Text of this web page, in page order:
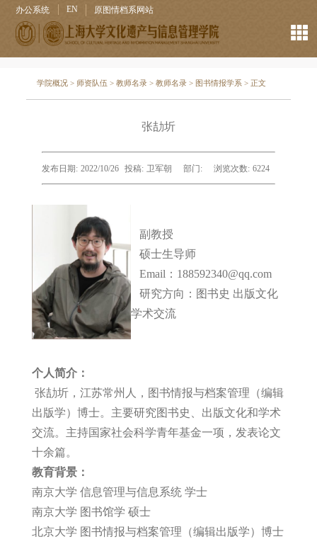
办公系统 EN 原图情档系网站
学院概况 > 师资队伍 >教师名录 >教师名录 > 图书情报学系 > 正文
张劼圻
发布日期: 2022/10/26 投稿: 卫军朝 部门: 浏览次数: 6224
副教授
硕士生导师
Email：188592340@qq.com
研究方向：图书史 出版文化
学术交流
个人简介：
张劼圻，江苏常州人，图书情报与档案管理（编辑
出版学）博士。主要研究图书史、出版文化和学术
交流。主持国家社会科学青年基金一项，发表论文
十余篇。
教育背景：
南京大学 信息管理与信息系统 学士
南京大学 图书馆学 硕士
北京大学 图书情报与档案管理（编辑出版学）博士